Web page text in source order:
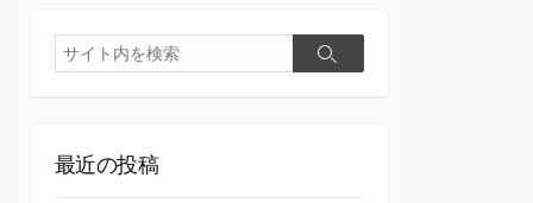
検
索
検
最近の投稿